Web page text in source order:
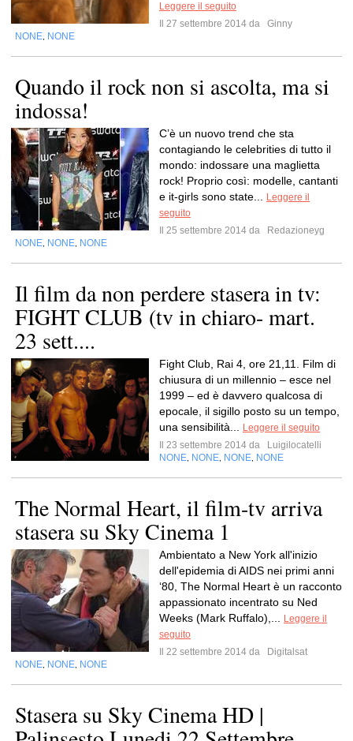
Leggere il seguito
Il 27 settembre 2014 da
Ginny
NONE NONE
Quando il rock non si ascolta, ma si
indossa!
C’è un nuovo trend che sta
contagiando le celebrities di tutto il
mondo: indossare una maglietta
rock! Proprio così: modelle, cantanti
e it-girls sono state...
Leggere il
seguito
Il 25 settembre 2014 da
Redazioneyg
NONE NONE NONE
Il film da non perdere stasera in tv:
FIGHT CLUB (tv in chiaro- mart.
23 sett....
Fight Club, Rai 4, ore 21,11. Film di
chiusura di un millennio – esce nel
1999 – ed è davvero qualcosa di
epocale, il sigillo posto su un tempo,
una sensibilità...
Leggere il seguito
Il 23 settembre 2014 da
Luigilocatelli
NONE NONE NONE NONE
The Normal Heart, il film-tv arriva
stasera su Sky Cinema 1
Ambientato a New York all'inizio
dell'epidemia di AIDS nei primi anni
‘80, The Normal Heart è un racconto
appassionato incentrato su Ned
Weeks (Mark Ruffalo),...
Leggere il
seguito
Il 22 settembre 2014 da
Digitalsat
NONE NONE NONE
Stasera su Sky Cinema HD |